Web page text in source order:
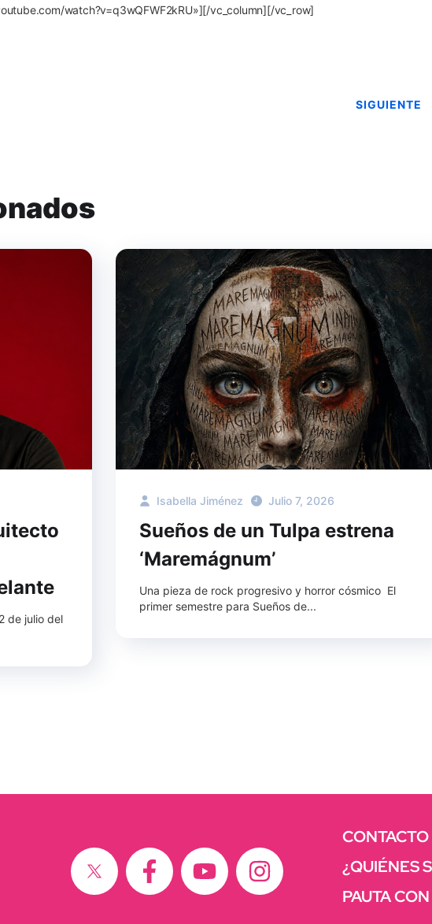
watch?v=q3wQFWF2kRU»][/vc_column][/vc_row]
SIGUIENTE
de julio del
Isabella Jiménez Julio 7, 2026
Sueños de un Tulpa estrena
‘Maremágnum’
Una pieza de rock progresivo y horror cósmico El
primer semestre para Sueños de...
CONTACTO
¿QUIÉNES
PAUTA